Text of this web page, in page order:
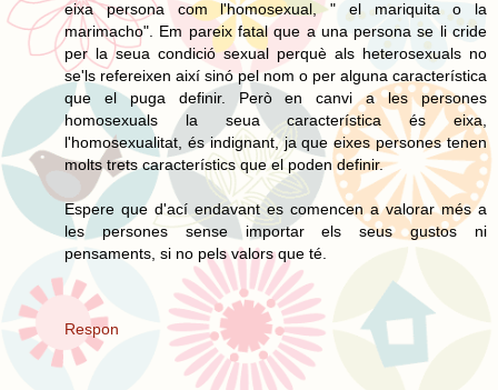
eixa persona com l'homosexual, " el mariquita o la
marimacho". Em pareix fatal que a una persona se li cride
per la seua condició sexual perquè als heterosexuals no
se'ls refereixen així sinó pel nom o per alguna característica
que el puga definir. Però en canvi a les persones
homosexuals la seua característica és eixa,
l'homosexualitat, és indignant, ja que eixes persones tenen
molts trets característics que el poden definir.
Espere que d'ací endavant es comencen a valorar més a
les persones sense importar els seus gustos ni
pensaments, si no pels valors que té.
Respon